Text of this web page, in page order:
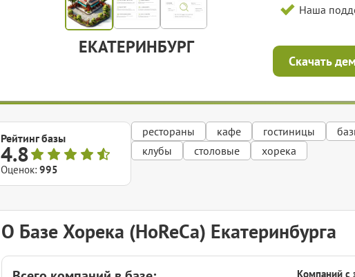
ЕКАТЕРИНБУРГ
Наша
Скачать
Рейтинг базы
4.8
Оценок:995
рестораны кафе гостиницы
клубы
столовые хорека
О Базе Хорека (HoReCa) Екатеринбурга
Компаний с